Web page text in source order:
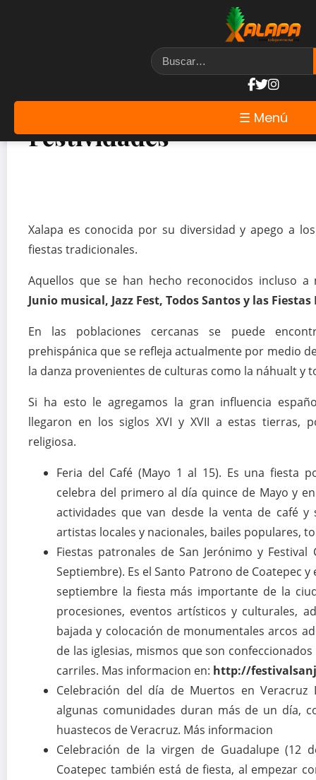
☰ Menú
Festividades
Xalapa es conocida por su diversidad y apego a
fiestas tradicionales.
Aquellos que se han hecho reconocidos incluso
Junio musical, Jazz Fest, Todos Santos y las
En las poblaciones cercanas se puede
prehispánica que se refleja actualmente por medio
la danza provenientes de culturas como la náhualt y
Si ha esto le agregamos la gran influencia
llegaron en los siglos XVI y XVII a estas tierras,
religiosa.
Feria del Café (Mayo 1 al 15). Es una fiesta
celebra del primero al día quince de Mayo y
actividades que van desde la venta de café
artistas locales y nacionales, bailes populares,
Fiestas patronales de San Jerónimo y
Septiembre). Es el Santo Patrono de Coatepec
septiembre la fiesta más importante de la
procesiones, eventos artísticos y culturales,
bajada y colocación de monumentales arcos
de las iglesias, mismos que son
carriles. Mas informacion en: http://
Celebración del día de Muertos en Veracruz
algunas comunidades duran más de un día,
huastecos de Veracruz. Más informacion
Celebración de la virgen de Guadalupe (12
Coatepec también está de fiesta, al empezar